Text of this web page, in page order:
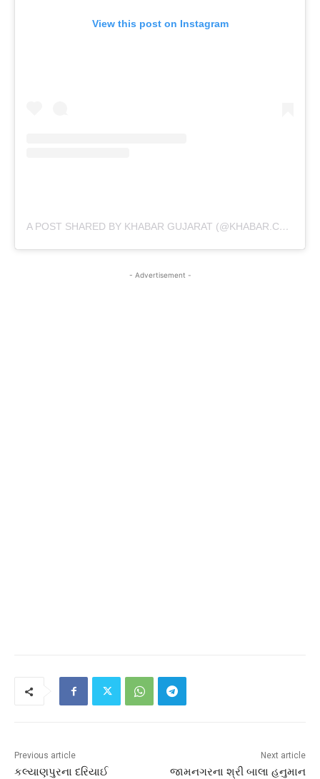
View this post on Instagram
A POST SHARED BY KHABAR GUJARAT (@KHABAR.COMMUNICATION)
- Advertisement -
Previous article
કલ્યાણપુરના દરિયાઈ
Next article
જામનગરના શ્રી બાલા હનુમાન